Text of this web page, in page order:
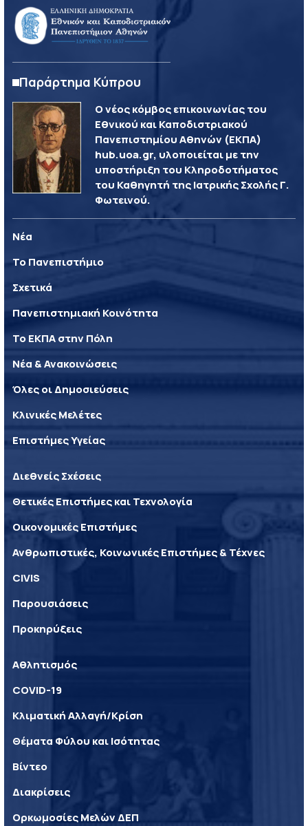
Παράρτημα Κύπρου
Ο νέος κόμβος επικοινωνίας του
Εθνικού και Καποδιστριακού
Πανεπιστημίου Αθηνών (ΕΚΠΑ)
hub.uoa.gr, υλοποιείται με την
υποστήριξη του Κληροδοτήματος
του Καθηγητή της Ιατρικής Σχολής Γ.
Φωτεινού.
Νέα
Το Πανεπιστήμιο
Σχετικά
Πανεπιστημιακή Κοινότητα
Το ΕΚΠΑ στην Πόλη
Νέα & Ανακοινώσεις
Όλες οι Δημοσιεύσεις
Κλινικές Μελέτες
Επιστήμες Υγείας
Διεθνείς Σχέσεις
Θετικές Επιστήμες και Τεχνολογία
Οικονομικές Επιστήμες
Ανθρωπιστικές, Κοινωνικές Επιστήμες & Τέχνες
CIVIS
Παρουσιάσεις
Προκηρύξεις
Αθλητισμός
COVID-19
Κλιματική Αλλαγή/Κρίση
Θέματα Φύλου και Ισότητας
Βίντεο
Διακρίσεις
Ορκωμοσίες Μελών ΔΕΠ